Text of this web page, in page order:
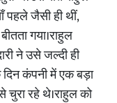
जैसी ही थीं,
गया।राहुल
ने उसे जल्दी ही
दिन कंपनी में एक बड़ा
रहे थे।राहुल को